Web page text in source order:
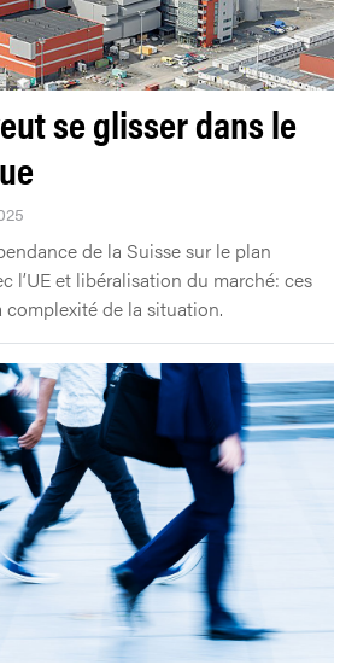
se glisser dans le
de la Suisse sur le plan
l’UE et libéralisation du marché: ces
de la situation.